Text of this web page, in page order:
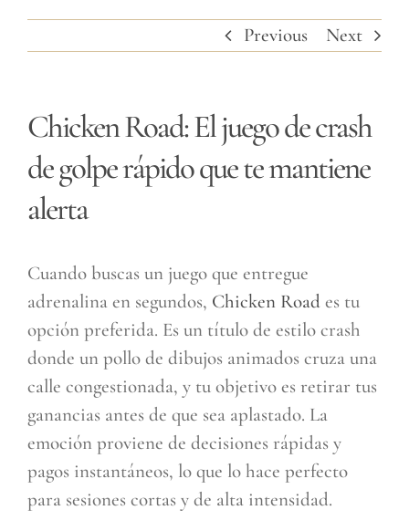
Previous Next
Chicken Road: El juego de crash
de golpe rápido que te mantiene
alerta
Cuando buscas un juego que entregue
adrenalina en segundos, Chicken Road es tu
opción preferida. Es un título de estilo crash
donde un pollo de dibujos animados cruza una
calle congestionada, y tu objetivo es retirar tus
ganancias antes de que sea aplastado. La
emoción proviene de decisiones rápidas y
pagos instantáneos, lo que lo hace perfecto
para sesiones cortas y de alta intensidad.